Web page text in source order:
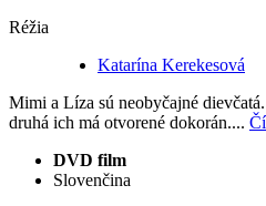
Réžia
Katarína Kerekesová
Mimi a Líza sú neobyčajné
druhá ich má otvorené dokorán....
DVD film
Slovenčina